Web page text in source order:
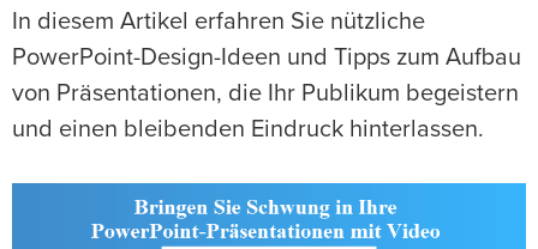
In diesem Artikel erfahren Sie nützliche
PowerPoint-Design-Ideen und Tipps zum Aufbau
von Präsentationen, die Ihr Publikum begeistern
und einen bleibenden Eindruck hinterlassen.